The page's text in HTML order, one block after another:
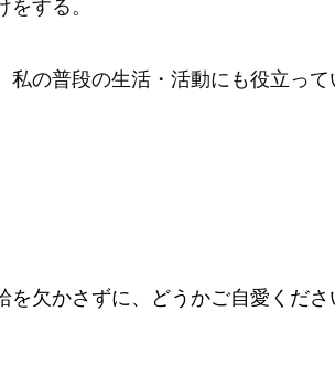
する。
の普段の生活・活動にも役立って
欠かさずに、どうかご自愛くださ